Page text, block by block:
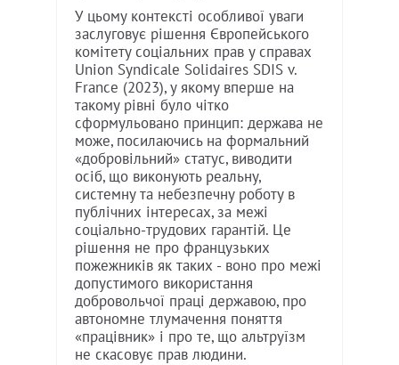
У цьому контексті особливої уваги
заслуговує рішення Європейського
комітету соціальних прав у справах
Union Syndicale Solidaires SDIS v.
France (2023), у якому вперше на
такому рівні було чітко
сформульовано принцип: держава не
може, посилаючись на формальний
«добровільний» статус, виводити
осіб, що виконують реальну,
системну та небезпечну роботу в
публічних інтересах, за межі
соціально-трудових гарантій. Це
рішення не про французьких
пожежників як таких - воно про межі
допустимого використання
добровольчої праці державою, про
автономне тлумачення поняття
«працівник» і про те, що альтруїзм
не скасовує прав людини.